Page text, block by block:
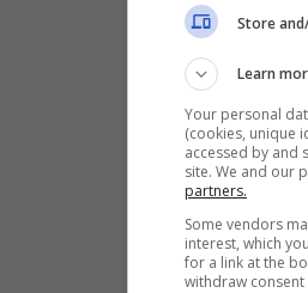
Store
Learn
Your personal
(cookies, unique
accessed by and
site. We and our
partners.
Some vendors
interest, which
for a link at the
withdraw